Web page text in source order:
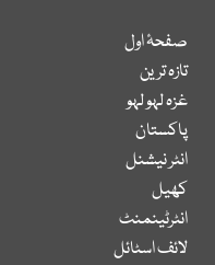
صفحۂ اول
تازہ ترین
غزہ لہو لہو
پاکستان
انٹر نیشنل
کھیل
انٹرٹینمنٹ
لائف اسٹائل